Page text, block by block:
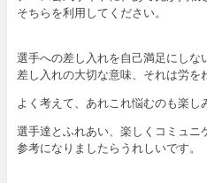
そちらを利用してください。
選手への差し入れを自己満足にしな
差し入れの大切な意味、それは労を
よく考えて、あれこれ悩むのも楽し
選手達とふれあい、楽しくコミュニ
参考になりましたらうれしいです。